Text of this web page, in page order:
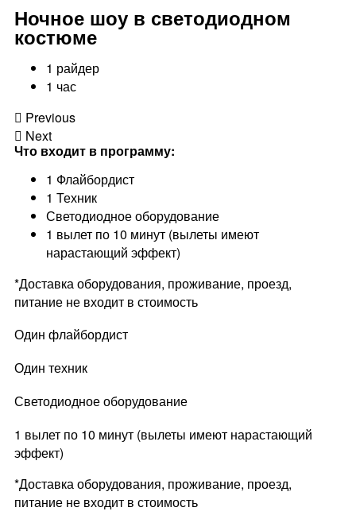
Ночное шоу в светодиодном
костюме
1 райдер
1 час
Previous
Next
Что входит в программу:
1 Флайбордист
1 Техник
Светодиодное оборудование
1 вылет по 10 минут (вылеты имеют
нарастающий эффект)
*Доставка оборудования, проживание, проезд,
питание не входит в стоимость
Один флайбордист
Один техник
Светодиодное оборудование
1 вылет по 10 минут (вылеты имеют нарастающий
эффект)
*Доставка оборудования, проживание, проезд,
питание не входит в стоимость